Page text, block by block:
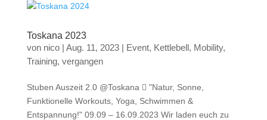
Toskana 2023
von nico| Aug. 11, 2023| Event, Kettlebell, Mobility,
Training, vergangen
Stuben Auszeit 2.0 @Toskana  "Natur, Sonne,
Funktionelle Workouts, Yoga, Schwimmen &
Entspannung!" 09.09 – 16.09.2023 Wir laden euch zu